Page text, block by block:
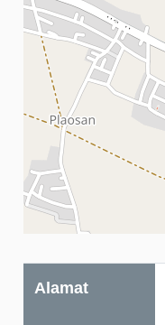
Alamat